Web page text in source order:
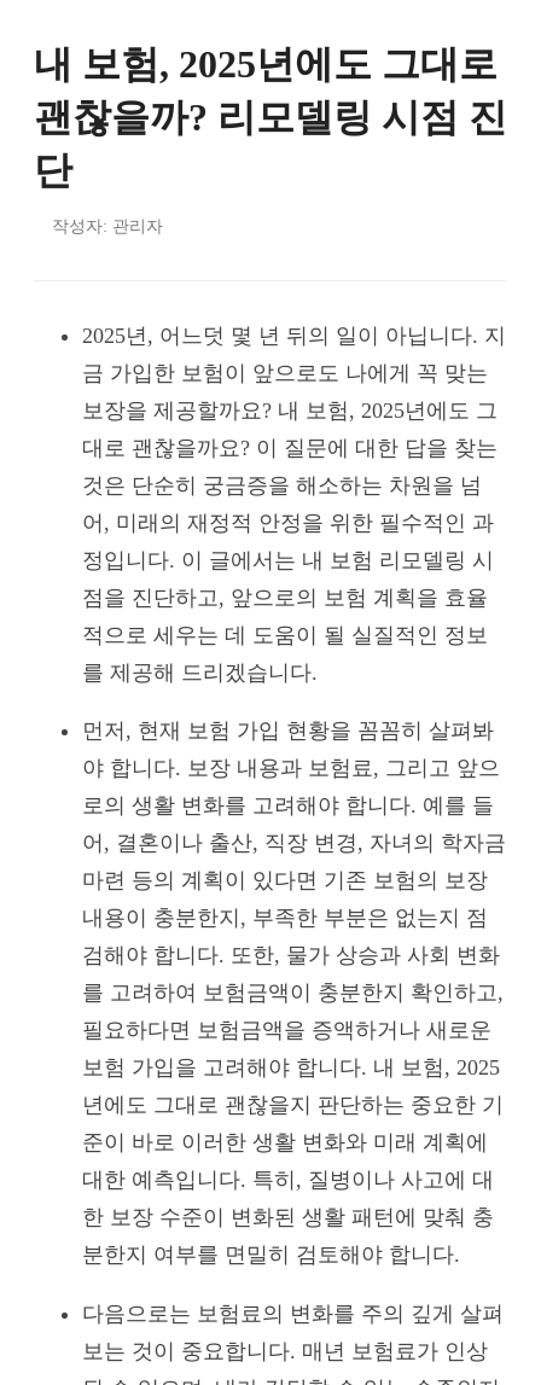
내 보험, 2025년에도 그대로
괜찮을까? 리모델링 시점 진
단
작성자: 관리자
2025년, 어느덧 몇 년 뒤의 일이 아닙니다. 지
금 가입한 보험이 앞으로도 나에게 꼭 맞는
보장을 제공할까요? 내 보험, 2025년에도 그
대로 괜찮을까요? 이 질문에 대한 답을 찾는
것은 단순히 궁금증을 해소하는 차원을 넘
어, 미래의 재정적 안정을 위한 필수적인 과
정입니다. 이 글에서는 내 보험 리모델링 시
점을 진단하고, 앞으로의 보험 계획을 효율
적으로 세우는 데 도움이 될 실질적인 정보
를 제공해 드리겠습니다.
먼저, 현재 보험 가입 현황을 꼼꼼히 살펴봐
야 합니다. 보장 내용과 보험료, 그리고 앞으
로의 생활 변화를 고려해야 합니다. 예를 들
어, 결혼이나 출산, 직장 변경, 자녀의 학자금
마련 등의 계획이 있다면 기존 보험의 보장
내용이 충분한지, 부족한 부분은 없는지 점
검해야 합니다. 또한, 물가 상승과 사회 변화
를 고려하여 보험금액이 충분한지 확인하고,
필요하다면 보험금액을 증액하거나 새로운
보험 가입을 고려해야 합니다. 내 보험, 2025
년에도 그대로 괜찮을지 판단하는 중요한 기
준이 바로 이러한 생활 변화와 미래 계획에
대한 예측입니다. 특히, 질병이나 사고에 대
한 보장 수준이 변화된 생활 패턴에 맞춰 충
분한지 여부를 면밀히 검토해야 합니다.
다음으로는 보험료의 변화를 주의 깊게 살펴
보는 것이 중요합니다. 매년 보험료가 인상